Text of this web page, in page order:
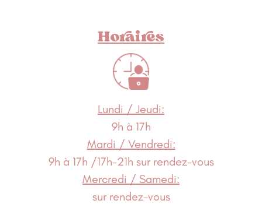
Horaires
Lundi / Jeudi:
9h à 17h
Mardi / Vendredi:
9h à 17h /17h-21h sur rendez-vous
Mercredi / Samedi:
sur rendez-vous